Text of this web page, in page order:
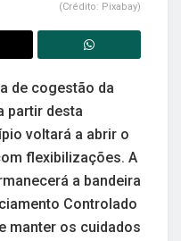
(Crédito: Pixabay)
de cogestão da
partir desta
voltará a abrir o
flexibilizações. A
a bandeira
Controlado
manter os cuidados